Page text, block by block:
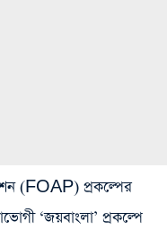
(FOAP) প্রকল্পের
‘জয়বাংলা’ প্রকল্পে